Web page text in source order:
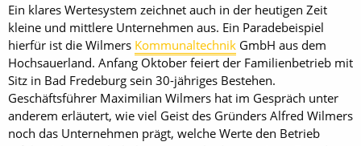
Ein klares Wertesystem zeichnet auch in der heutigen Zeit
kleine und mittlere Unternehmen aus. Ein Paradebeispiel
hierfür ist die Wilmers Kommunaltechnik GmbH aus dem
Hochsauerland. Anfang Oktober feiert der Familienbetrieb mit
Sitz in Bad Fredeburg sein 30-jähriges Bestehen.
Geschäftsführer Maximilian Wilmers hat im Gespräch unter
anderem erläutert, wie viel Geist des Gründers Alfred Wilmers
noch das Unternehmen prägt, welche Werte den Betrieb